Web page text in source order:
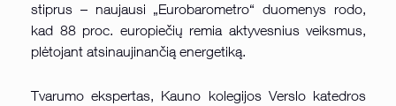
stiprus – naujausi „Eurobarometro“ duomenys rodo,
kad 88 proc. europiečių remia aktyvesnius veiksmus,
plėtojant atsinaujinančią energetiką.
Tvarumo ekspertas, Kauno kolegijos Verslo katedros